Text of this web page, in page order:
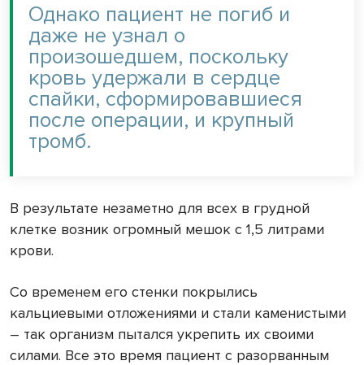
Однако пациент не погиб и
даже не узнал о
произошедшем, поскольку
кровь удержали в сердце
спайки, сформировавшиеся
после операции, и крупный
тромб.
В результате незаметно для всех в грудной
клетке возник огромный мешок с 1,5 литрами
крови.
Со временем его стенки покрылись
кальциевыми отложениями и стали каменистыми
– так организм пытался укрепить их своими
силами. Все это время пациент с разорванным